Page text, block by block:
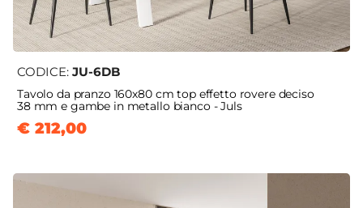
CODICE: JU-6DB
Tavolo da pranzo 160x80 cm top effetto rovere deciso
38 mm e gambe in metallo bianco - Juls
€ 212,00